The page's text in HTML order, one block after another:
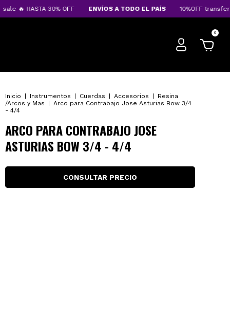
HASTA 30% OFF ENVÍOS A TODO EL PAÍS 10%OFF
0
Inicio Instrumentos Cuerdas Accesorios
Resina
/Arcos y Mas
Arco para Contrabajo Jose Asturias Bow 3/4
- 4/4
ARCO PARA CONTRABAJO JOSE
ASTURIAS BOW 3/4 - 4/4